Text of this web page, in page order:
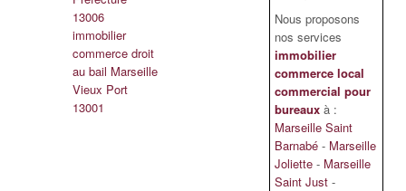
13006
immobilier
commerce droit
au bail Marseille
Vieux Port
13001
Nous proposons
nos services
immobilier
commerce local
commercial pour
bureauxà :
Marseille Saint
Barnabé - Marseille
Joliette - Marseille
Saint Just -